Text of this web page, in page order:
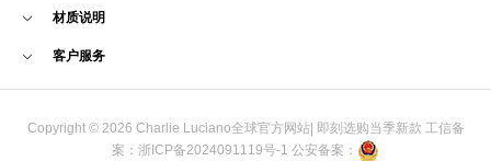
材质说明
客户服务
Copyright © 2026 Charlie Luciano全球官方网站| 即刻选购当季新款 工信备
案： 浙ICP备2024091119号-1 公安备案：